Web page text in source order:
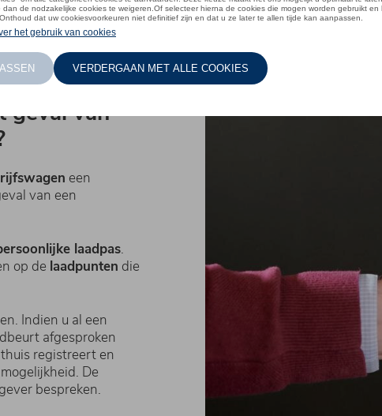
geval van
een
van een
laadpas.
op de laadpunten die
Indien u al een
afgesproken
registreert en
De
bespreken.